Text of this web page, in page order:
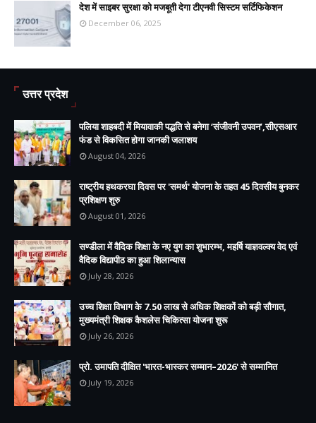
देश में साइबर सुरक्षा को मजबूती देगा टीएनवी सिस्टम सर्टिफिकेशन
December 06, 2025
उत्तर प्रदेश
पलिया शाहबदी में मियावाकी पद्धति से बनेगा ‘संजीवनी उपवन’,सीएसआर
फंड से विकसित होगा जानकी जलाशय
August 04, 2026
राष्ट्रीय हथकरघा दिवस पर 'समर्थ' योजना के तहत 45 दिवसीय बुनकर
प्रशिक्षण शुरु
August 01, 2026
सण्डीला में वैदिक शिक्षा के नए युग का शुभारम्भ, महर्षि याज्ञवल्क्य वेद एवं
वैदिक विद्यापीठ का हुआ शिलान्यास
July 28, 2026
उच्च शिक्षा विभाग के 7.50 लाख से अधिक शिक्षकों को बड़ी सौगात,
मुख्यमंत्री शिक्षक कैशलेस चिकित्सा योजना शुरू
July 26, 2026
प्रो. उमापति दीक्षित 'भारत-भास्कर सम्मान–2026' से सम्मानित
July 19, 2026